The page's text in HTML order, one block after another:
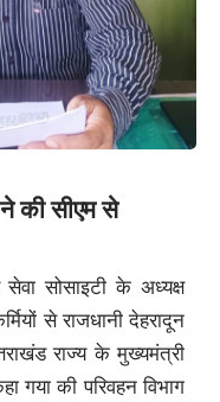
ने की सीएम से
सोसाइटी के अध्यक्ष
से राजधानी देहरादून
राज्य के मुख्यमंत्री
गया की परिवहन विभाग